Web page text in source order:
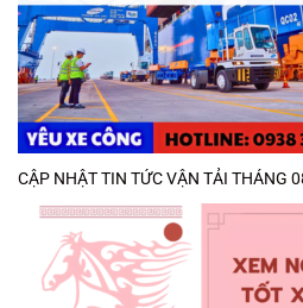
CẬP NHẬT TIN TỨC VẬN TẢI THÁNG